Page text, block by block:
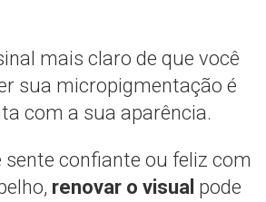
mais claro de que você
sua micropigmentação é
com a sua aparência.
sente confiante ou feliz com
renovar o visual pode